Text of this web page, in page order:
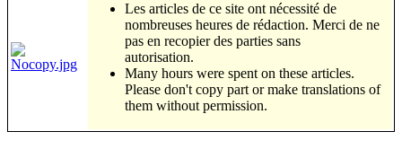
Les articles de ce site ont nécessité de
nombreuses heures de rédaction. Merci de ne
pas en recopier des parties sans
autorisation.
Many hours were spent on these articles.
Please don't copy part or make translations of
them without permission.